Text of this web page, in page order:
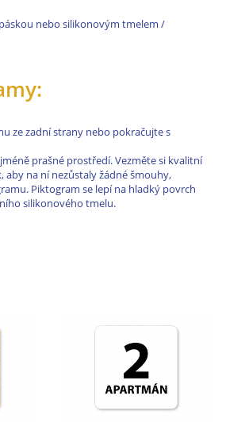
nebo silikonovým tmelem /
ze zadní strany nebo pokračujte s
prašné prostředí. Vezměte si kvalitní
aby na ní nezůstaly žádné šmouhy,
Piktogram se lepí na hladký povrch
silikonového tmelu.